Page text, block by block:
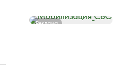
Реклама